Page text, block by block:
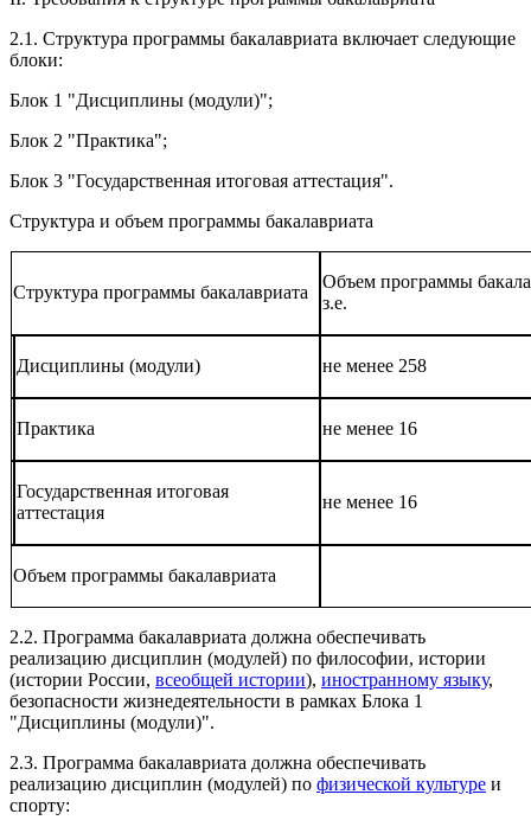
2.1. Структура программы бакалавриата включает следующие
блоки:
Блок 1 "Дисциплины (модули)";
Блок 2 "Практика";
Блок 3 "Государственная итоговая аттестация".
Структура и объем программы бакалавриата
Структура программы бакалавриата
Объем программы
з.е.
Дисциплины (модули) не менее 258
Практика не менее 16
Государственная итоговая
аттестация
не менее 16
Объем программы бакалавриата
2.2. Программа бакалавриата должна обеспечивать
реализацию дисциплин (модулей) по философии, истории
(истории России, всеобщей истории), иностранному языку,
безопасности жизнедеятельности в рамках Блока 1
"Дисциплины (модули)".
2.3. Программа бакалавриата должна обеспечивать
реализацию дисциплин (модулей) по физической культуре и
спорту: